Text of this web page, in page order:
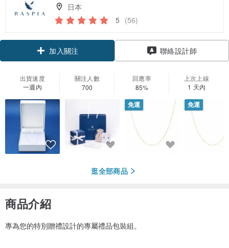
日本
5 (56)
加入關注 聯絡設計師
出貨速度
一週內
關注人數
700
回應率
85%
上次上線
1 天內
免運 免運
逛全部商品
商品介紹
專為您的特別贈禮設計的專屬禮品包裝組。